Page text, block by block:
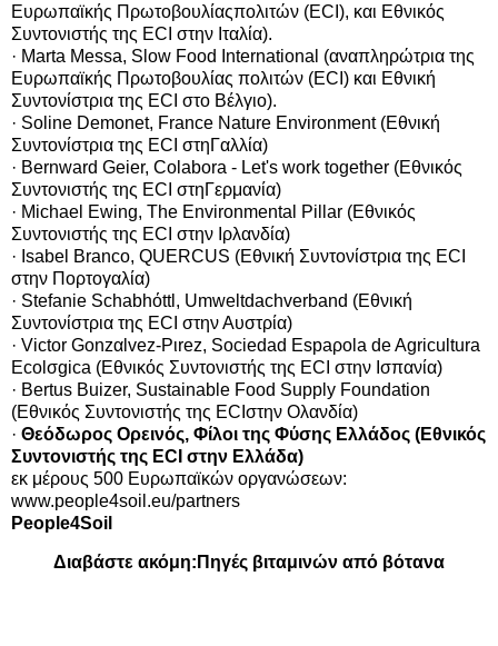
Ευρωπαϊκής Πρωτοβουλίαςπολιτών (ECI), και Εθνικός
Συντονιστής της ECI στην Ιταλία).
· Marta Messa, Slow Food International (αναπληρώτρια της
Ευρωπαϊκής Πρωτοβουλίας πολιτών (ECI) και Εθνική
Συντονίστρια της ECI στο Βέλγιο).
· Soline Demonet, France Nature Environment (Εθνική
Συντονίστρια της ECI στηΓαλλία)
· Bernward Geier, Colabora - Let's work together (Εθνικός
Συντονιστής της ECI στηΓερμανία)
· Michael Ewing, The Environmental Pillar (Εθνικός
Συντονιστής της ECI στην Ιρλανδία)
· Isabel Branco, QUERCUS (Εθνική Συντονίστρια της ECI
στην Πορτογαλία)
· Stefanie Schabhόttl, Umweltdachverband (Εθνική
Συντονίστρια της ECI στην Αυστρία)
· Victor Gonzαlvez-Pιrez, Sociedad Espaρola de Agricultura
Ecolσgica (Εθνικός Συντονιστής της ECI στην Ισπανία)
· Bertus Buizer, Sustainable Food Supply Foundation
(Εθνικός Συντονιστής της ECIστην Ολανδία)
· Θεόδωρος Ορεινός, Φίλοι της Φύσης Ελλάδος (Εθνικός
Συντονιστής της ECI στην Ελλάδα)
εκ μέρους 500 Ευρωπαϊκών οργανώσεων:
www.people4soil.eu/partners
People4Soil
Διαβάστε ακόμη: Πηγές βιταμινών από βότανα